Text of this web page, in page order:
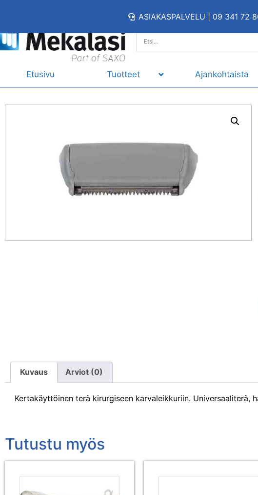
ASIAKASPALVELU | 09 341 72
Etusivu Tuotteet Ajankohtaista
Kuvaus Arviot (0)
Kertakäyttöinen terä kirurgiseen karvaleikkuriin. Universaaliterä,
Tutustu myös